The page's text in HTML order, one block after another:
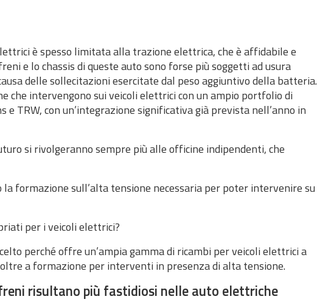
è spesso limitata alla trazione elettrica, che è affidabile e
e lo chassis di queste auto sono forse più soggetti ad usura
delle sollecitazioni esercitate dal peso aggiuntivo della batteria.
che intervengono sui veicoli elettrici con un ampio portfolio di
e TRW, con un’integrazione significativa già prevista nell’anno in
si rivolgeranno sempre più alle officine indipendenti, che
formazione sull’alta tensione necessaria per poter intervenire su
per i veicoli elettrici?
perché offre un’ampia gamma di ricambi per veicoli elettrici a
a formazione per interventi in presenza di alta tensione.
risultano più fastidiosi nelle auto elettriche